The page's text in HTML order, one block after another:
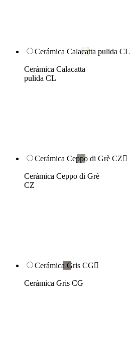
Cerámica Calacatta pulida CL
Cerámica Calacatta
pulida CL
Cerámica Ceppo di Grè CZ
Cerámica Ceppo di Grè
CZ
Cerámica Gris CG
Cerámica Gris CG